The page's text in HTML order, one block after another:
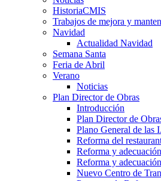
HistoriaCMIS
Trabajos de mejora y
Navidad
Actualidad Navidad
Semana Santa
Feria de Abril
Verano
Noticias
Plan Director de Obras
Introducción
Plan Director de
Plano General de las
Reforma del
Reforma y
Reforma y
Nuevo Centro de